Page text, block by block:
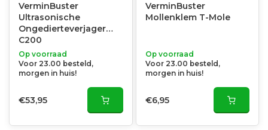
VerminBuster
Ultrasonische
Ongedierteverjager
C200
Op voorraad
Voor 23.00 besteld,
morgen in huis!
€53,95
VerminBuster
Mollenklem T-Mole
Op voorraad
Voor 23.00 besteld,
morgen in huis!
€6,95